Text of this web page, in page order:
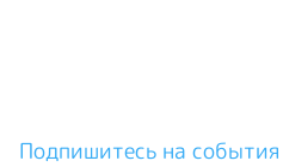
Подпишитесь на